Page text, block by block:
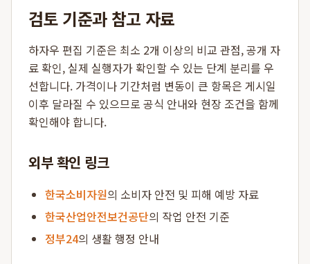
검토 기준과 참고 자료
하자우 편집 기준은 최소 2개 이상의 비교 관점, 공개 자
료 확인, 실제 실행자가 확인할 수 있는 단계 분리를 우
선합니다. 가격이나 기간처럼 변동이 큰 항목은 게시일
이후 달라질 수 있으므로 공식 안내와 현장 조건을 함께
확인해야 합니다.
외부 확인 링크
한국소비자원의 소비자 안전 및 피해 예방 자료
한국산업안전보건공단의 작업 안전 기준
정부24의 생활 행정 안내